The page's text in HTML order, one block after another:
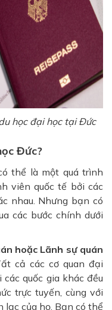
học đại học tại Đức
Đức?
thể là một quá trình
viên quốc tế bởi các
nhau. Nhưng bạn có
các bước chính dưới
hoặc Lãnh sự quán
cả các cơ quan đại
quốc gia khác đều
trực tuyến, cùng với
của họ. Bạn có thể